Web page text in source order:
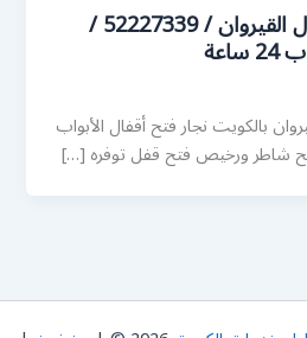
رقم فتح أبواب واقفال القيروان / 52227339 /
بالكويت نجار فتح أقفال الأبواب